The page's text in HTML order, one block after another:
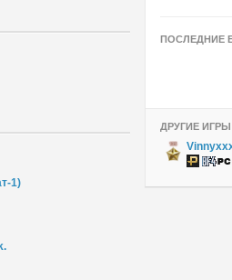
1)
ПОСЛЕДНИЕ
ДРУГИЕ ИГРЫ